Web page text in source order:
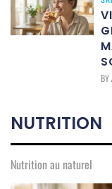
BY
NUTRITION
Nutrition au naturel